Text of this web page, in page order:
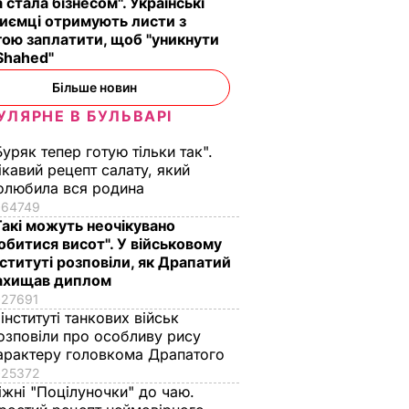
золотий медаліст
став головкомом
ЗСУ – найцікавіше
про Драпатого
7 серпня, 07.07СУСПІЛЬСТВО
отримують листи з
заплатити, щоб "уникнути
Більше новин
В БУЛЬВАРІ
тепер готую тільки так".
рецепт салату, який
вся родина
64749
можуть неочікувано
висот". У військовому
розповіли, як Драпатий
диплом
27691
танкових військ
про особливу рису
головкома Драпатого
25372
"Поцілуночки" до чаю.